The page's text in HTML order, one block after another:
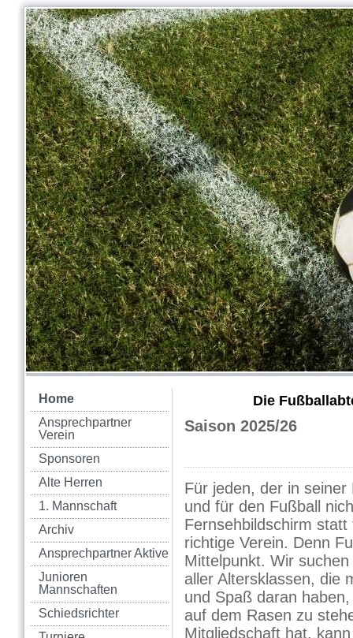
Home
Ansprechpartner
Verein
Sponsoren
Alte Herren
1. Mannschaft
Archiv
Ansprechpartner Aktive
Junioren
Mannschaften
Schiedsrichter
Die
Saison 2025/26
Für jeden, der in
und für den Fußball
Fernsehbildschirm
richtige Verein. Denn
Mittelpunkt. Wir
aller Altersklassen, die
und Spaß daran
auf dem Rasen zu
Mitgliedschaft hat,